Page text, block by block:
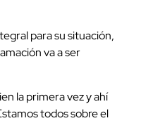
para su situación,
va a ser
la primera vez y ahí
todos sobre el